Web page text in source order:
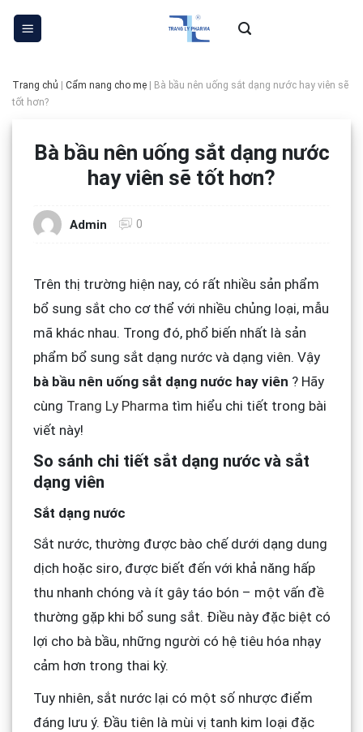
Skip
Trang chủ Cẩm nang cho mẹ
Bà bầu nên uống sắt dạng nước hay viên sẽ
tốt hơn?
Bà bầu nên uống sắt dạng nước
hay viên sẽ tốt hơn?
Admin 0
Trên thị trường hiện nay, có rất nhiều sản phẩm
bổ sung sắt cho cơ thể với nhiều chủng loại, mẫu
mã khác nhau. Trong đó, phổ biến nhất là sản
phẩm bổ sung sắt dạng nước và dạng viên. Vậy
bà bầu nên uống sắt dạng nước hay viên ? Hãy
cùng Trang Ly Pharma tìm hiểu chi tiết trong bài
viết này!
So sánh chi tiết sắt dạng nước và sắt
dạng viên
Sắt dạng nước
Sắt nước, thường được bào chế dưới dạng dung
dịch hoặc siro, được biết đến với khả năng hấp
thu nhanh chóng và ít gây táo bón – một vấn đề
thường gặp khi bổ sung sắt. Điều này đặc biệt có
lợi cho bà bầu, những người có hệ tiêu hóa nhạy
cảm hơn trong thai kỳ.
Tuy nhiên, sắt nước lại có một số nhược điểm
đáng lưu ý. Đầu tiên là mùi vị tanh kim loại đặc